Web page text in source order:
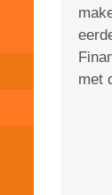
met